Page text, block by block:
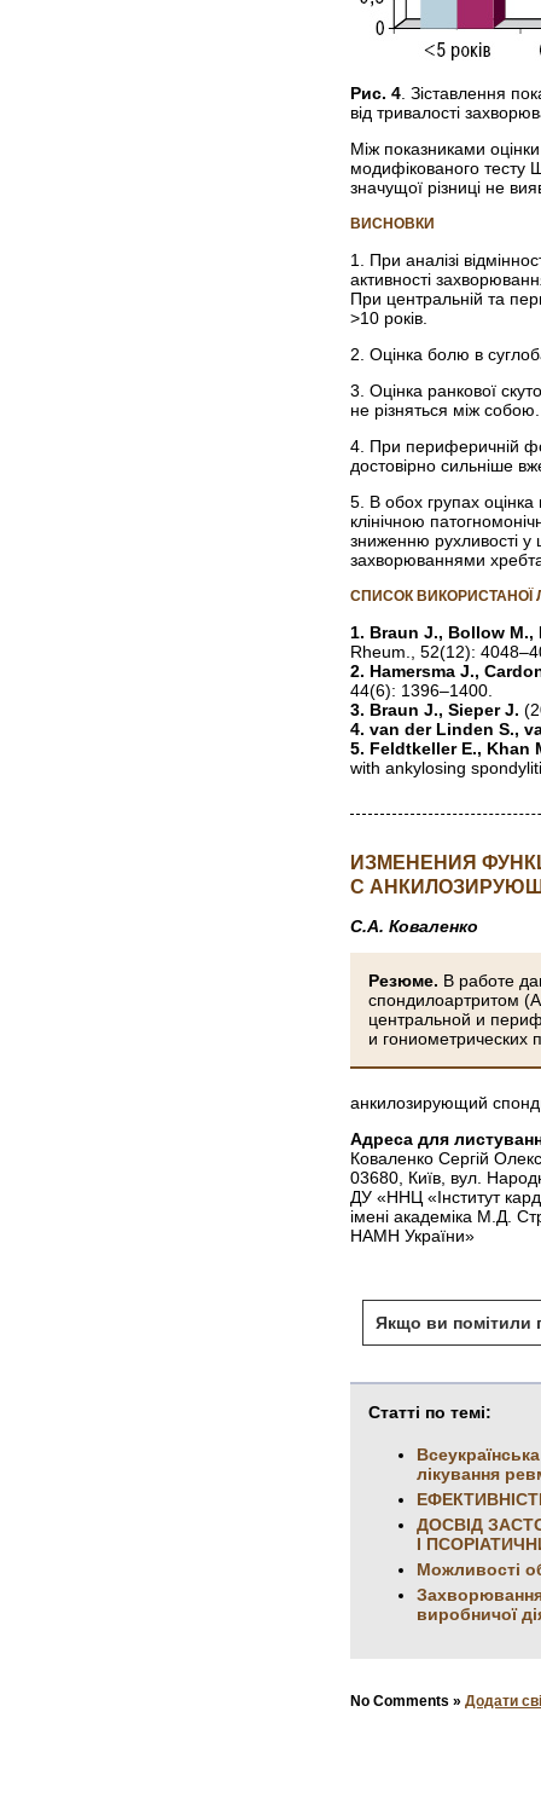
Рис. 4 . Зіставлення
від тривалості
Між показниками оцінки
модифікованого тесту
значущої різниці не
ВИСНОВКИ
1. При аналізі
активності
При центральній та
>10 років.
2. Оцінка болю в
3. Оцінка ранкової
не різняться між собою.
4. При периферичній
достовірно сильніше
5. В обох групах
клінічною
зниженню рухливості у
захворюваннями
СПИСОК ВИКОРИСТАНОЇ
1. Braun J., Bollow
Rheum., 52(12):
2. Hamersma J.,
44(6): 1396–1400.
3. Braun J., Sieper J.
4. van der Linden S.,
5. Feldtkeller E., Khan
with ankylosing
ИЗМЕНЕНИЯ
С
С.А. Коваленко
Резюме. В работе
спондилоартритом
центральной и
и гониометрических
анкилозирующий
Адреса для
Коваленко Сергій
03680, Київ, вул.
ДУ «ННЦ «Інститут
імені академіка М.Д.
НАМН України»
Якщо ви помітили
Статті по темі:
лікування
ДОСВІД
І
Можливості
виробничої
No Comments » Додати